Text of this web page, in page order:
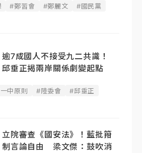
#鄭習會 #鄭麗文
#國民黨
逾7成國人不接受九二共識！
邱垂正揭兩岸關係劇變起點
中原則 #陸委會
#邱垂正
立院審查《國安法》！藍批箝
制言論自由 梁文傑：鼓吹消